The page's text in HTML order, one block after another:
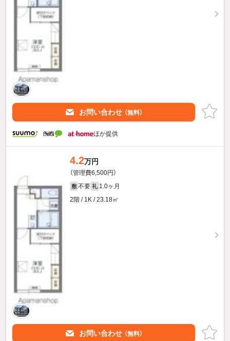
お問い合わせ （無料）
ほか提供
4.2万円
（管理費6,500円）
敷 不要 礼 1.0ヶ月
2階 / 1K / 23.18㎡
お問い合わせ （無料）